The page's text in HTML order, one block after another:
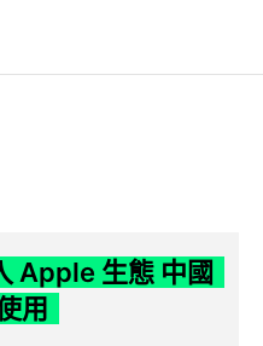
Apple 生態 中國
用